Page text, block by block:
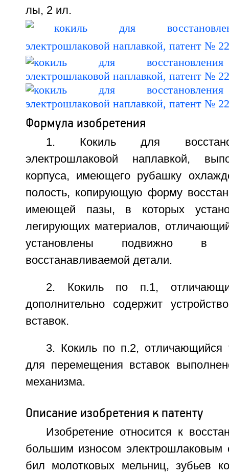
лы, 2 ил.
Формула изобретения
1. Кокиль для
электрошлаковой наплавкой,
корпуса, имеющего рубашку
полость, копирующую форму
имеющей пазы, в которых
легирующих материалов,
установлены подвижно в
восстанавливаемой детали.
2. Кокиль по п.1,
дополнительно содержит
вставок.
3. Кокиль по п.2, отличающийся
для перемещения вставок
механизма.
Описание изобретения к патенту
Изобретение относится к
большим износом электрошлаковым
бил молотковых мельниц, зубьев